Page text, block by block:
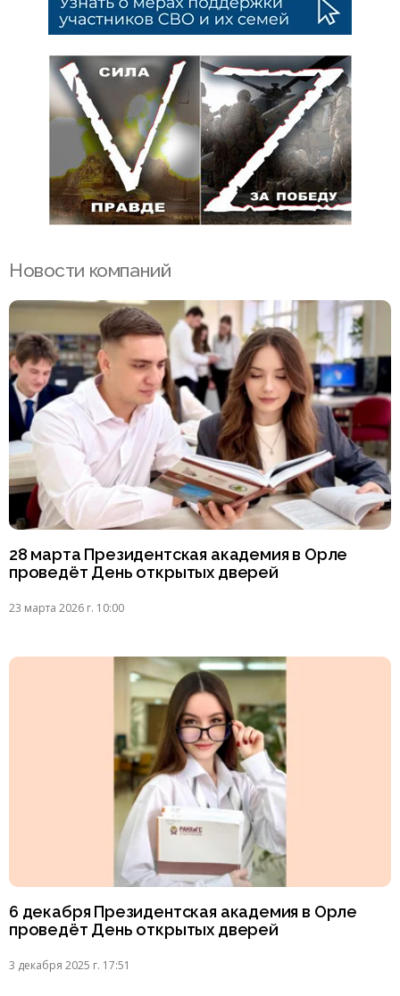
Новости компаний
28 марта Президентская академия в Орле
проведёт День открытых дверей
23 марта 2026 г. 10:00
6 декабря Президентская академия в Орле
проведёт День открытых дверей
3 декабря 2025 г. 17:51